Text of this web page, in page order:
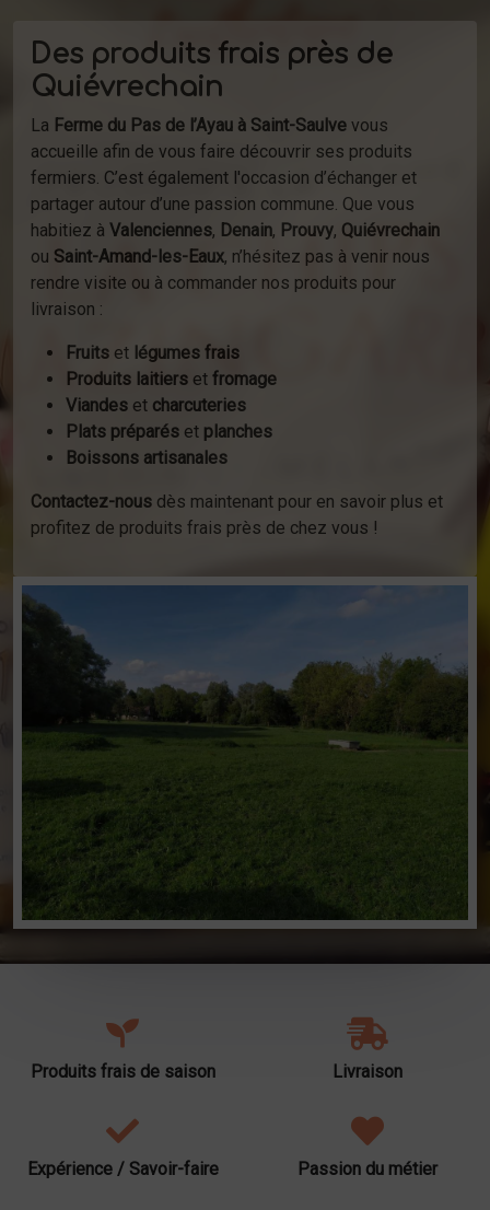
Des produits frais près de
Quiévrechain
La Ferme du Pas de l’Ayau à Saint-Saulve vous
accueille afin de vous faire découvrir ses produits
fermiers. C’est également l'occasion d’échanger et
partager autour d’une passion commune. Que vous
habitiez à Valenciennes, Denain, Prouvy, Quiévrechain
ou Saint-Amand-les-Eaux, n’hésitez pas à venir nous
rendre visite ou à commander nos produits pour
livraison :
Fruits et légumes frais
Produits laitiers et fromage
Viandes et charcuteries
Plats préparés et planches
Boissons artisanales
Contactez-nous dès maintenant pour en savoir plus et
profitez de produits frais près de chez vous !
Produits frais de saison Livraison
Expérience / Savoir-faire Passion du métier